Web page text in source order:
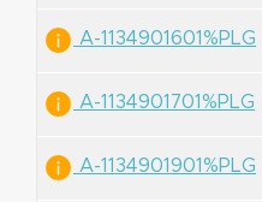
A-1134901601%PLG
A-1134901701%PLG
A-1134901901%PLG